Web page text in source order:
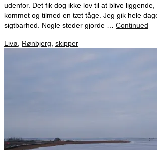
udenfor. Det fik dog ikke lov til at blive
kommet og tilmed en tæt tåge. Jeg gik hele
sigtbarhed. Nogle steder gjorde … Continued
Livø, Rønbjerg, skipper